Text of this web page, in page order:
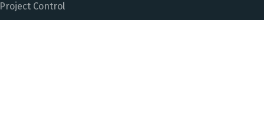
Project Control